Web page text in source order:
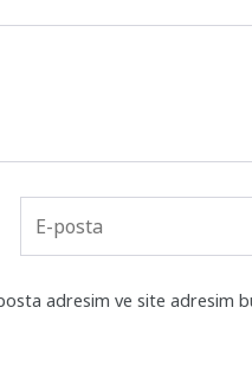
adresim ve site adresim